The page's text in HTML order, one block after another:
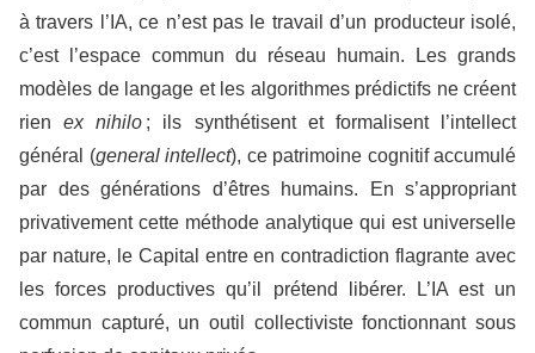
à travers l’IA, ce n’est pas le travail d’un producteur isolé,
c’est l’espace commun du réseau humain. Les grands
modèles de langage et les algorithmes prédictifs ne créent
rienex nihilo ; ils synthétisent et formalisent l’intellect
général (general intellect), ce patrimoine cognitif accumulé
par des générations d’êtres humains. En s’appropriant
privativement cette méthode analytique qui est universelle
par nature, le Capital entre en contradiction flagrante avec
les forces productives qu’il prétend libérer. L’IA est un
commun capturé, un outil collectiviste fonctionnant sous